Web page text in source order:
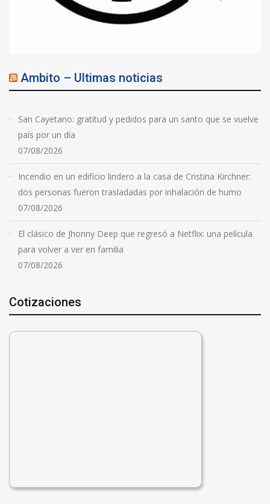
Ambito – Ultimas noticias
San Cayetano: gratitud y pedidos para un santo que se vuelve
país por un día
07/08/2026
Incendio en un edificio lindero a la casa de Cristina Kirchner:
dos personas fueron trasladadas por inhalación de humo
07/08/2026
El clásico de Jhonny Deep que regresó a Netflix: una película
para volver a ver en familia
07/08/2026
Cotizaciones